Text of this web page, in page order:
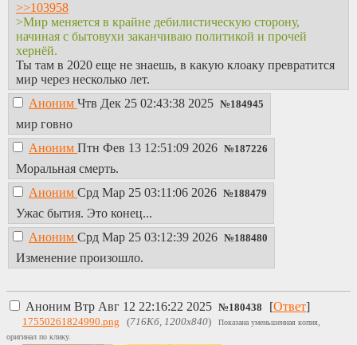
>>103958
>Мир меняется в крайне дебилистическую сторону,
начиная с бытовухи заканчиваю политикой и прочей
хернёй.
Ты там в 2020 еще не знаешь, в какую клоаку превратится
мир через несколько лет.
Аноним Чтв Дек 25 02:43:38 2025 №184945
мир говно
Аноним Птн Фев 13 12:51:09 2026 №187226
Моральная смерть.
Аноним Срд Мар 25 03:11:06 2026 №188479
Ужас бытия. Это конец...
Аноним Срд Мар 25 03:12:39 2026 №188480
Изменение произошло.
Аноним Втр Авг 12 22:16:22 2025 №180438 [Ответ]
17550261824990.png (716Кб, 1200x840)
Показана уменьшенная копия,
оригинал по клику.